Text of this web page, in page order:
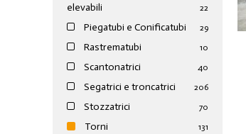
elevabili
22
Piegatubi e Conificatubi 29
Rastrematubi 10
Scantonatrici 40
Segatrici e troncatrici 206
Stozzatrici 70
Torni 131